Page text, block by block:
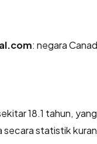
: negara
18.1 tahun,
statistik